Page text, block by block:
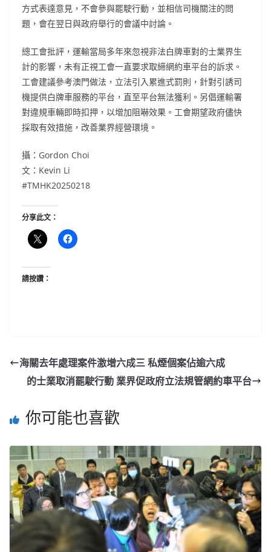
方式表達意見，不會參與罷駛行動，並相信司機關注的問
題，會在翌日與政府舉行的會議中討論。
總工會批評，運輸當局多年來忽視非法白牌車對的士業界生
計的影響，未有正視工會一直要求取締網約車平台的訴求。
工會建議參考澳門做法，立法引入累進式罰則，針對引誘司
機提供白牌車服務的平台，直至平台無法獲利。另倡運輸署
對違規車輛即時扣押，以增加阻嚇效果。工會期望政府儘快
採取有效措施，改善業界經營環境。
攝：Gordon Choi
文：Kevin Li
#TMHK20250218
分享此文：
請按讚：
海關去年處理案件激增六成三 私煙個案佔逾六成
的士業取消罷駛行動 業界促政府立法規管網約車平台
你可能也喜歡